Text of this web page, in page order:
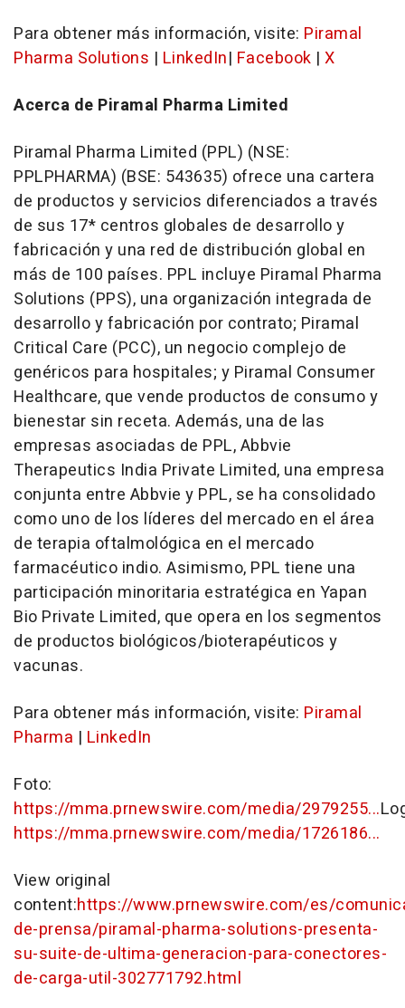
Para obtener más información, visite: Piramal
Pharma Solutions | LinkedIn| Facebook | X
Acerca de Piramal Pharma Limited
Piramal Pharma Limited (PPL) (NSE:
PPLPHARMA) (BSE: 543635) ofrece una cartera
de productos y servicios diferenciados a través
de sus 17* centros globales de desarrollo y
fabricación y una red de distribución global en
más de 100 países. PPL incluye Piramal Pharma
Solutions (PPS), una organización integrada de
desarrollo y fabricación por contrato; Piramal
Critical Care (PCC), un negocio complejo de
genéricos para hospitales; y Piramal Consumer
Healthcare, que vende productos de consumo y
bienestar sin receta. Además, una de las
empresas asociadas de PPL, Abbvie
Therapeutics India Private Limited, una empresa
conjunta entre Abbvie y PPL, se ha consolidado
como uno de los líderes del mercado en el área
de terapia oftalmológica en el mercado
farmacéutico indio. Asimismo, PPL tiene una
participación minoritaria estratégica en Yapan
Bio Private Limited, que opera en los segmentos
de productos biológicos/bioterapéuticos y
vacunas.
Para obtener más información, visite: Piramal
Pharma | LinkedIn
Foto:
https://mma.prnewswire.com/media/2979255...
https://mma.prnewswire.com/media/1726186...
View original
content:https://www.prnewswire.com/es/
de-prensa/piramal-pharma-solutions-presenta-
su-suite-de-ultima-generacion-para-conectores-
de-carga-util-302771792.html